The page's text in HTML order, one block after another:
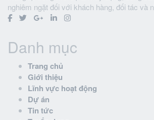
nghiêm ngặt đối với khách hàng, đối tác và
Danh mục
Trang chủ
Giới thiệu
Lĩnh vực hoạt động
Dự án
Tin tức